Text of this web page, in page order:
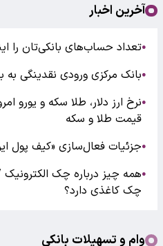
آخرین اخبار
●تعداد حساب‌های بانکی‌تان را
●بانک مرکزی ورودی نقدینگی به
●
قیمت طلا و سکه
●جزئیات فعال‌سازی «کیف پول
●همه چیز درباره چک
چک کاغذی دارد؟
وام و تسهیلات بانکی